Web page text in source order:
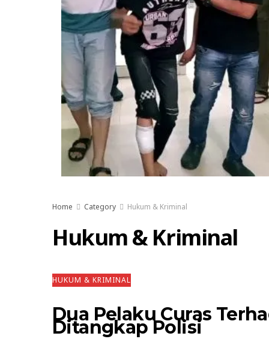
Home Category Hukum & Kriminal
Hukum & Kriminal
HUKUM & KRIMINAL
Dua Pelaku Curas
Ditangkap Polisi